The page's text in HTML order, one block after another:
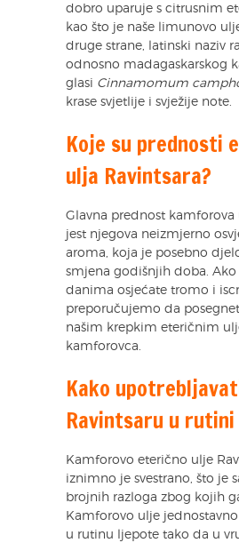
dobro uparuje s citrusnim
kao što je naše limunovo
druge strane, latinski naziv
odnosno madagaskarskog
glasi Cinnamomum
krase svjetlije i svježije note.
Koje su prednosti
ulja Ravintsara?
Glavna prednost kamforova
jest njegova neizmjerno
aroma, koja je posebno
smjena godišnjih doba. Ako
danima osjećate tromo i
preporučujemo da
našim krepkim eteričnim
kamforovca.
Kako
Ravintsaru u
Kamforovo eterično ulje
iznimno je svestrano, što je
brojnih razloga zbog kojih
Kamforovo ulje
u rutinu ljepote tako da u